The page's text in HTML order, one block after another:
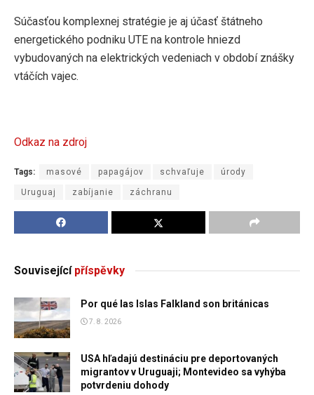
Súčasťou komplexnej stratégie je aj účasť štátneho
energetického podniku UTE na kontrole hniezd
vybudovaných na elektrických vedeniach v období znášky
vtáčích vajec.
Odkaz na zdroj
Tags: masové papagájov schvaľuje úrody
Uruguaj zabíjanie záchranu
Souvisejícípříspěvky
Por qué las Islas Falkland son británicas
7. 8. 2026
USA hľadajú destináciu pre deportovaných
migrantov v Uruguaji; Montevideo sa vyhýba
potvrdeniu dohody